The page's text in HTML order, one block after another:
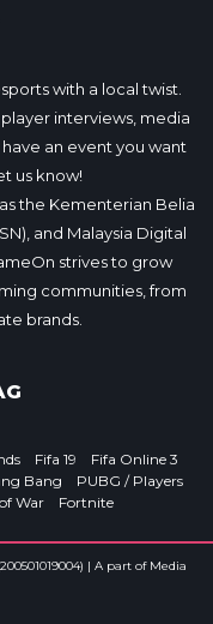
with a local twist.
interviews, media
an event you want
us know!
the Kementerian Belia
and Malaysia Digital
strives to grow
communities, from
brands.
Fifa 19
Fifa Online 3
Bang
PUBG / Players
War Fortnite
| A part of Media